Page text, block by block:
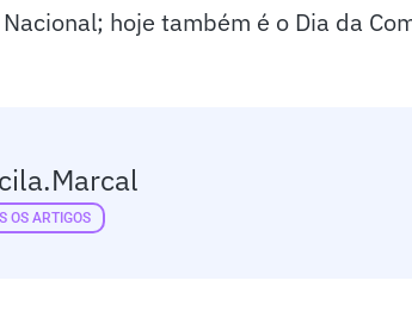
hoje também é o Dia da
OS ARTIGOS